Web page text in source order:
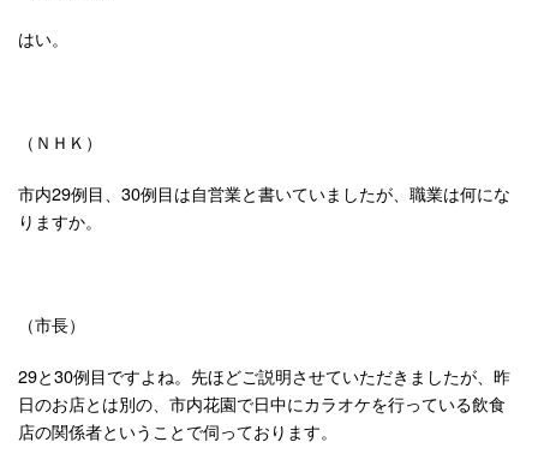
はい。
（ＮＨＫ）
市内29例目、30例目は自営業と書いていましたが、職業は何にな
りますか。
（市長）
29と30例目ですよね。先ほどご説明させていただきましたが、昨
日のお店とは別の、市内花園で日中にカラオケを行っている飲食
店の関係者ということで伺っております。